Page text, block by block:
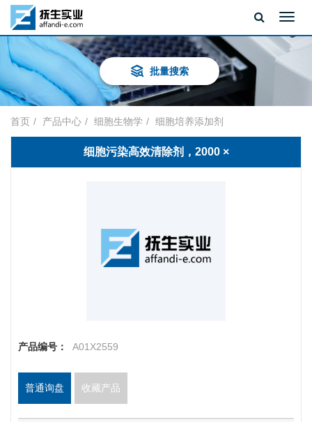
批量搜索
首页 产品中心 细胞生物学 细胞培养添加剂
细胞污染高效清除剂，2000 ×
产品编号： A01X2559
普通询盘 收藏产品